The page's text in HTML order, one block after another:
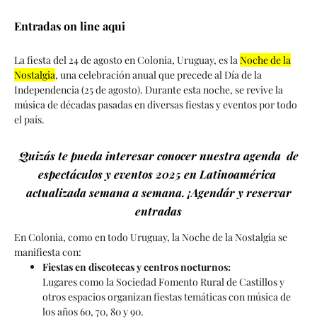
Entradas on line aqui
La fiesta del 24 de agosto en Colonia, Uruguay, es laNoche de la
Nostalgia, una celebración anual que precede al Día de la
Independencia (25 de agosto). Durante esta noche, se revive la
música de décadas pasadas en diversas fiestas y eventos por todo
el país.
Quizás te pueda interesar conocer nuestra agenda de
espectáculos y eventos 2025 en Latinoamérica
actualizada semana a semana. ¡Agendár y reservar
entradas
En Colonia, como en todo Uruguay, la Noche de la Nostalgia se
manifiesta con:
Fiestas en discotecas y centros nocturnos:
Lugares como la Sociedad Fomento Rural de Castillos y
otros espacios organizan fiestas temáticas con música de
los años 60, 70, 80 y 90.